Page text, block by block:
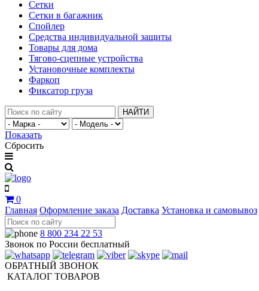
Сетки
Сетки в багажник
Спойлер
Средства индивидуальной защиты
Товары для дома
Тягово-сцепные устройства
Установочные комплекты
Фаркоп
Фиксатор груза
НАЙТИ
Показать
Сбросить
0
Главная Оформление заказа Доставка Установка и самовывоз
8 800 234 22 53
Звонок по России бесплатный
ОБРАТНЫЙ ЗВОНОК
КАТАЛОГ ТОВАРОВ